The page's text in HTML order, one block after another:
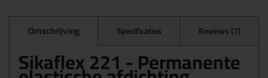
Omschrijving Specificaties Reviews (7)
Sikaflex 221 - Permanente